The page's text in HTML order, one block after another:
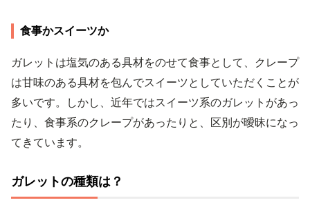
食事かスイーツか
ガレットは塩気のある具材をのせて食事として、クレープ
は甘味のある具材を包んでスイーツとしていただくことが
多いです。しかし、近年ではスイーツ系のガレットがあっ
たり、食事系のクレープがあったりと、区別が曖昧になっ
てきています。
ガレットの種類は？